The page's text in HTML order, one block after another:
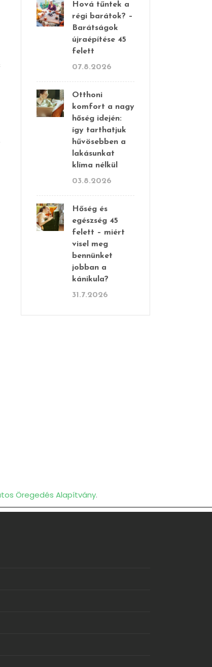
Hová tűntek a
régi barátok? –
Barátságok
újraépítése 45
felett
07.8.2026
Otthoni
komfort a nagy
hőség idején:
így tarthatjuk
hűvösebben a
lakásunkat
klíma nélkül
03.8.2026
Hőség és
egészség 45
felett – miért
visel meg
bennünket
jobban a
kánikula?
31.7.2026
Öregedés Alapítvány.